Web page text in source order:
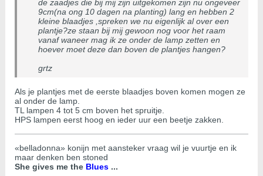
de zaadjes die bij mij zijn uitgekomen zijn nu ongeveer
9cm(na ong 10 dagen na planting) lang en hebben 2
kleine blaadjes ,spreken we nu eigenlijk al over een
plantje?ze staan bij mij gewoon nog voor het raam
vanaf waneer mag ik ze onder de lamp zetten en
hoever moet deze dan boven de plantjes hangen?
grtz
Als je plantjes met de eerste blaadjes boven komen mogen ze
al onder de lamp.
TL lampen 4 tot 5 cm boven het spruitje.
HPS lampen eerst hoog en ieder uur een beetje zakken.
«belladonna» konijn met aansteker vraag wil je vuurtje en ik
maar denken ben stoned
She gives me the Blues ...